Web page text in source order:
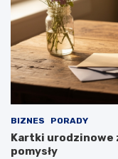
BIZNES PORADY
Kartki urodzinowe
pomysły